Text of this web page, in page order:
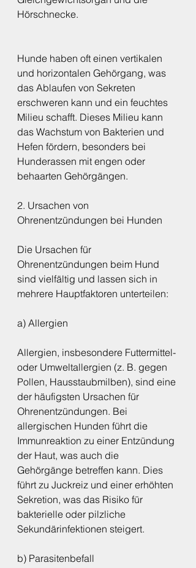
Hörschnecke.
Hunde haben oft einen vertikalen
und horizontalen Gehörgang, was
das Ablaufen von Sekreten
erschweren kann und ein feuchtes
Milieu schafft. Dieses Milieu kann
das Wachstum von Bakterien und
Hefen fördern, besonders bei
Hunderassen mit engen oder
behaarten Gehörgängen.
2. Ursachen von
Ohrenentzündungen bei Hunden
Die Ursachen für
Ohrenentzündungen beim Hund
sind vielfältig und lassen sich in
mehrere Hauptfaktoren unterteilen:
a) Allergien
Allergien, insbesondere Futtermittel-
oder Umweltallergien (z. B. gegen
Pollen, Hausstaubmilben), sind eine
der häufigsten Ursachen für
Ohrenentzündungen. Bei
allergischen Hunden führt die
Immunreaktion zu einer Entzündung
der Haut, was auch die
Gehörgänge betreffen kann. Dies
führt zu Juckreiz und einer erhöhten
Sekretion, was das Risiko für
bakterielle oder pilzliche
Sekundärinfektionen steigert.
b) Parasitenbefall